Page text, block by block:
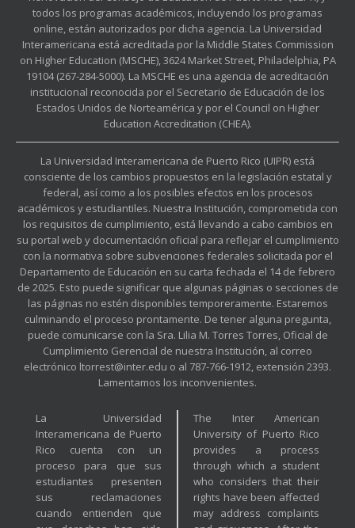
todos los programas académicos, incluyendo los programas
online, están autorizados por dicha agencia. La Universidad
Interamericana está acreditada por la Middle States Commission
on Higher Education (MSCHE), 3624 Market Street, Philadelphia, PA
19104 (267-284-5000). La MSCHE es una agencia de acreditación
institucional reconocida por el Secretario de Educación de los
Estados Unidos de Norteamérica y por el Council on Higher
Education Accreditation (CHEA).
La Universidad Interamericana de Puerto Rico (UIPR) está
consciente de los cambios propuestos en la legislación estatal y
federal, así como a los posibles efectos en los procesos
académicos y estudiantiles. Nuestra Institución, comprometida con
los requisitos de cumplimiento, está llevando a cabo cambios en
su portal web y documentación oficial para reflejar el cumplimiento
con la normativa sobre subvenciones federales solicitada por el
Departamento de Educación en su carta fechada el 14 de febrero
de 2025. Esto puede significar que algunas páginas o secciones de
las páginas no estén disponibles temporeramente. Estaremos
culminando el proceso prontamente. De tener alguna pregunta,
puede comunicarse con la Sra. Lilia M. Torres Torres, Oficial de
Cumplimiento Gerencial de nuestra Institución, al correo
electrónico ltorrest@inter.edu o al 787-766-1912, extensión 2393.
Lamentamos los inconvenientes.
La Universidad
Interamericana de Puerto
Rico cuenta con un
proceso para que sus
estudiantes presenten
sus reclamaciones
cuando entienden que
The Inter American
University of Puerto Rico
provides a process
through which a student
who considers that their
rights have been affected
may address complaints